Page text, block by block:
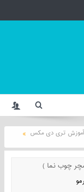
آموزش تری دی مکس